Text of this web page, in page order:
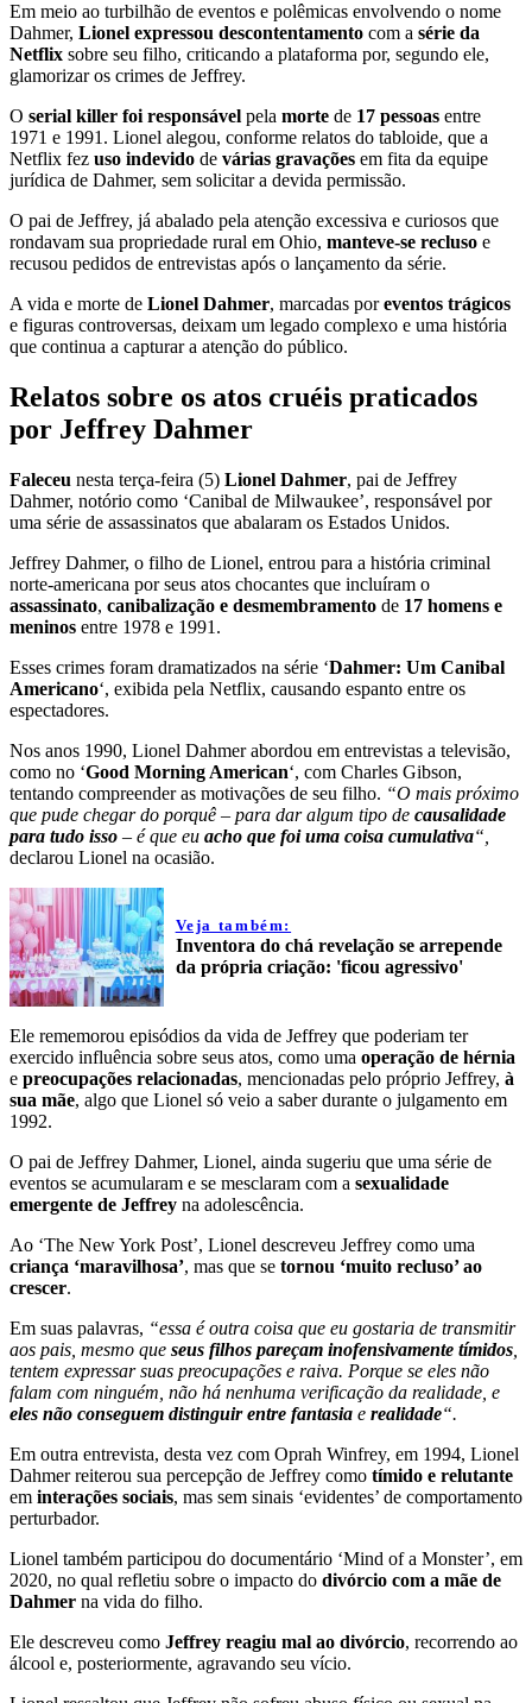
Em meio ao turbilhão de eventos e polêmicas envolvendo o nome
Dahmer, Lionel expressou descontentamento com a série da
Netflix sobre seu filho, criticando a plataforma por, segundo ele,
glamorizar os crimes de Jeffrey.
O serial killer foi responsável pela morte de 17 pessoas entre
1971 e 1991. Lionel alegou, conforme relatos do tabloide, que a
Netflix fez uso indevido de várias gravações em fita da equipe
jurídica de Dahmer, sem solicitar a devida permissão.
O pai de Jeffrey, já abalado pela atenção excessiva e curiosos que
rondavam sua propriedade rural em Ohio, manteve-se recluso e
recusou pedidos de entrevistas após o lançamento da série.
A vida e morte de Lionel Dahmer, marcadas poreventos trágicos
e figuras controversas, deixam um legado complexo e uma história
que continua a capturar a atenção do público.
Relatos sobre os atos cruéis praticados
por Jeffrey Dahmer
Faleceu nesta terça-feira (5) Lionel Dahmer, pai de Jeffrey
Dahmer, notório como ‘Canibal de Milwaukee’, responsável por
uma série de assassinatos que abalaram os Estados Unidos.
Jeffrey Dahmer, o filho de Lionel, entrou para a história criminal
norte-americana por seus atos chocantes que incluíram o
assassinato, canibalização e desmembramento de 17 homens e
meninos entre 1978 e 1991.
Esses crimes foram dramatizados na série ‘Dahmer: Um Canibal
Americano‘, exibida pela Netflix, causando espanto entre os
espectadores.
Nos anos 1990, Lionel Dahmer abordou em entrevistas a televisão,
como no ‘Good Morning American‘, com Charles Gibson,
tentando compreender as motivações de seu filho. “O mais próximo
que pude chegar do porquê – para dar algum tipo de causalidade
para tudo isso – é que eu acho que foi uma coisa cumulativa“,
declarou Lionel na ocasião.
Veja também:
Inventora do chá revelação se arrepende
da própria criação: 'ficou agressivo'
Ele rememorou episódios da vida de Jeffrey que poderiam ter
exercido influência sobre seus atos, como uma operação de hérnia
e preocupações relacionadas, mencionadas pelo próprio Jeffrey, à
sua mãe, algo que Lionel só veio a saber durante o julgamento em
1992.
O pai de Jeffrey Dahmer, Lionel, ainda sugeriu que uma série de
eventos se acumularam e se mesclaram com a sexualidade
emergente de Jeffrey na adolescência.
Ao ‘The New York Post’, Lionel descreveu Jeffrey como uma
criança ‘maravilhosa’, mas que se tornou ‘muito recluso’ ao
crescer.
Em suas palavras, “essa é outra coisa que eu gostaria de transmitir
aos pais, mesmo que seus filhos pareçam inofensivamente tímidos
tentem expressar suas preocupações e raiva. Porque se eles não
falam com ninguém, não há nenhuma verificação da realidade, e
eles não conseguem distinguir entre fantasia e realidade“.
Em outra entrevista, desta vez com Oprah Winfrey, em 1994, Lionel
Dahmer reiterou sua percepção de Jeffrey como tímido e relutante
em interações sociais, mas sem sinais ‘evidentes’ de comportamento
perturbador.
Lionel também participou do documentário ‘Mind of a Monster’, em
2020, no qual refletiu sobre o impacto do divórcio com a mãe de
Dahmer na vida do filho.
Ele descreveu como Jeffrey reagiu mal ao divórcio, recorrendo ao
álcool e, posteriormente, agravando seu vício.